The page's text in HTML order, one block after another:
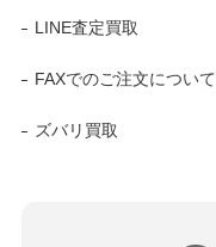
LINE査定買取
FAXでのご注文について
ズバリ買取